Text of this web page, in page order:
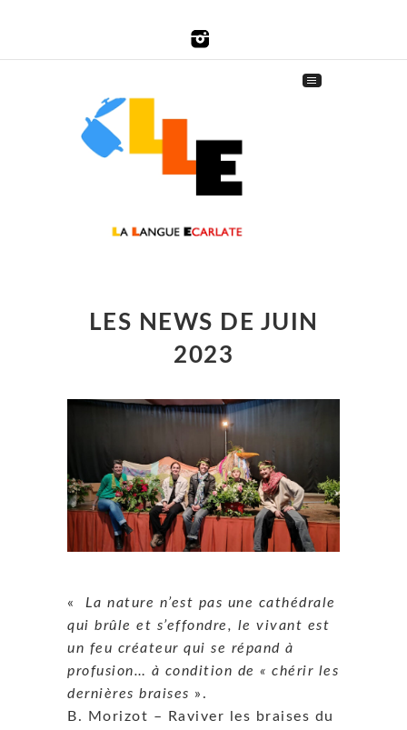
LES NEWS DE JUIN
2023
« La nature n’est pas une cathédrale
qui brûle et s’effondre, le vivant est
un feu créateur qui se répand à
profusion… à condition de « chérir les
dernières braises ».
B. Morizot – Raviver les braises du